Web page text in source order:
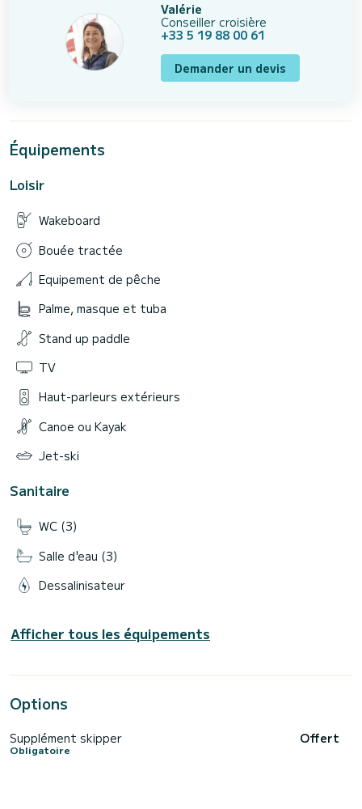
Valérie
Conseiller croisière
+33 5 19 88 00 61
Demander un devis
Équipements
Loisir
Wakeboard
Bouée tractée
Equipement de pêche
Palme, masque et tuba
Stand up paddle
TV
Haut-parleurs extérieurs
Canoe ou Kayak
Jet-ski
Sanitaire
WC (3)
Salle d'eau (3)
Dessalinisateur
Afficher tous les équipements
Options
Supplément skipper
Obligatoire
Offert